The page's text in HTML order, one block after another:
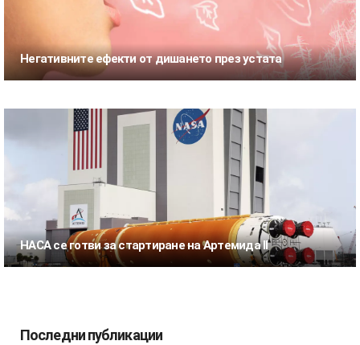
Негативните ефекти от дишането през устата
НАСА се готви за стартиране на Артемида II
Последни публикации